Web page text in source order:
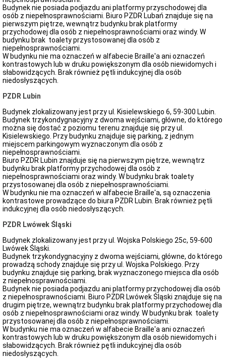
Budynek nie posiada podjazdu ani platformy przyschodowej dla
osób z niepełnosprawnościami. Biuro PZDR Lubań znajduje się na
pierwszym piętrze, wewnątrz budynku brak platformy
przychodowej dla osób z niepełnosprawnościami oraz windy. W
budynku brak toalety przystosowanej dla osób z
niepełnosprawnościami.
W budynku nie ma oznaczeń w alfabecie Braille'a ani oznaczeń
kontrastowych lub w druku powiększonym dla osób niewidomych i
słabowidzących. Brak również pętli indukcyjnej dla osób
niedosłyszących.
PZDR Lubin
Budynek zlokalizowany jest przy ul. Kisielewskiego 6, 59-300 Lubin.
Budynek trzykondygnacyjny z dwoma wejściami, główne, do którego
można się dostać z poziomu terenu znajduje się przy ul.
Kisielewskiego. Przy budynku znajduje się parking, z jednym
miejscem parkingowym wyznaczonym dla osób z
niepełnosprawnościami.
Biuro PZDR Lubin znajduje się na pierwszym piętrze, wewnątrz
budynku brak platformy przychodowej dla osób z
niepełnosprawnościami oraz windy. W budynku brak toalety
przystosowanej dla osób z niepełnosprawnościami.
W budynku nie ma oznaczeń w alfabecie Braille'a, są oznaczenia
kontrastowe prowadzące do biura PZDR Lubin. Brak również pętli
indukcyjnej dla osób niedosłyszących.
PZDR Lwówek Śląski
Budynek zlokalizowany jest przy ul. Wojska Polskiego 25c, 59-600
Lwówek Śląski.
Budynek trzykondygnacyjny z dwoma wejściami, główne, do którego
prowadzą schody znajduje się przy ul. Wojska Polskiego. Przy
budynku znajduje się parking, brak wyznaczonego miejsca dla osób
z niepełnosprawnościami.
Budynek nie posiada podjazdu ani platformy przychodowej dla osób
z niepełnosprawnościami. Biuro PZDR Lwówek Śląski znajduje się na
drugim piętrze, wewnątrz budynku brak platformy przychodowej dla
osób z niepełnosprawnościami oraz windy. W budynku brak toalety
przystosowanej dla osób z niepełnosprawnościami.
W budynku nie ma oznaczeń w alfabecie Braille'a ani oznaczeń
kontrastowych lub w druku powiększonym dla osób niewidomych i
słabowidzących. Brak również pętli indukcyjnej dla osób
niedosłyszących.